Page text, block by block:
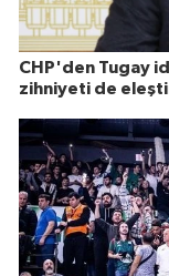
CHP'den Tugay
zihniyeti de